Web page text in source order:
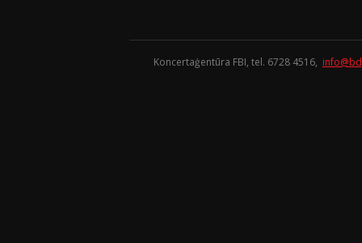
Koncertaģentūra FBI, tel. 6728 4516,